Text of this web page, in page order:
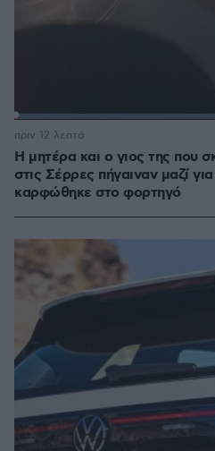
Η μητέρα και ο γιος της που
στις Σέρρες πήγαιναν μαζί
καρφώθηκε στο φορτηγό
πριν 12 λεπτά